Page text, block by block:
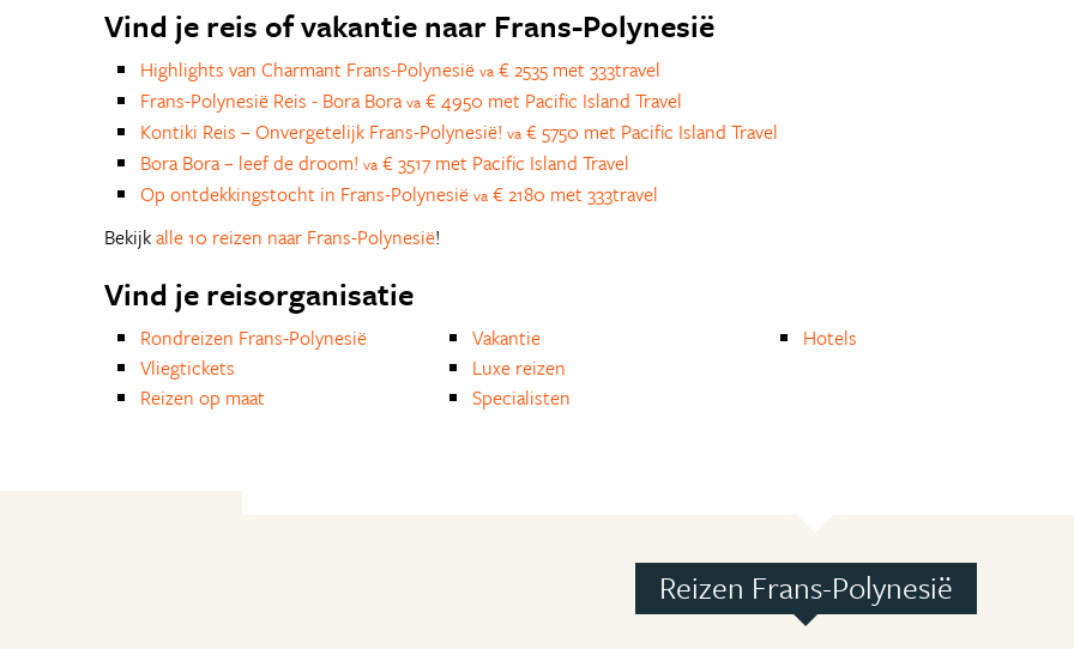
Vind je reis of vakantie naar Frans-Polynesië
Highlights van Charmant Frans-Polynesië va € 2535 met 333travel
Frans-Polynesië Reis - Bora Bora va € 4950 met Pacific Island Travel
Kontiki Reis – Onvergetelijk Frans-Polynesië! va € 5750 met Pacific Island Travel
Bora Bora – leef de droom! va € 3517 met Pacific Island Travel
Op ontdekkingstocht in Frans-Polynesië va € 2180 met 333travel
Bekijkalle 10 reizen naar Frans-Polynesië!
Vind je reisorganisatie
Rondreizen Frans-Polynesië
Vliegtickets
Reizen op maat
Vakantie
Luxe reizen
Specialisten
Hotels
Reizen Frans-Polynesië